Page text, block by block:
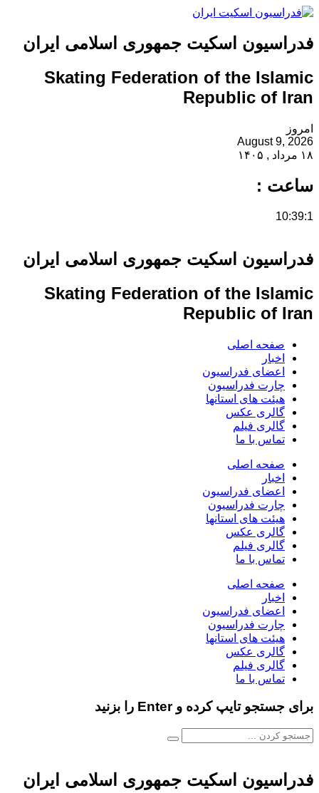
فدراسیون اسکیت جمهوری اسلامی ایران
Skating Federation of the Islamic
Republic of Iran
امروز
August 9, 2026
۱۸ مرداد , ۱۴۰۵
ساعت :
10:39:1
فدراسیون اسکیت جمهوری اسلامی ایران
Skating Federation of the Islamic
Republic of Iran
صفحه اصلی
اخبار
اعضای فدراسیون
چارت فدراسیون
هیئت های استانها
گالری عکس
گالری فیلم
تماس با ما
صفحه اصلی
اخبار
اعضای فدراسیون
چارت فدراسیون
هیئت های استانها
گالری عکس
گالری فیلم
تماس با ما
صفحه اصلی
اخبار
اعضای فدراسیون
چارت فدراسیون
هیئت های استانها
گالری عکس
گالری فیلم
تماس با ما
برای جستجو تایپ کرده و Enter را بزنید
فدراسیون اسکیت جمهوری اسلامی ایران